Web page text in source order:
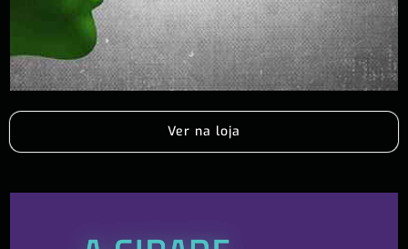
Ver na loja